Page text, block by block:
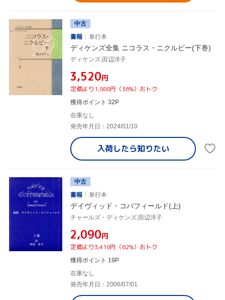
中古
書籍
単行本
ディケンズ全集 ニコラス・ニクルビー(下巻)
ディケンズ,田辺洋子
¥3,520円
定価より1,980円（36%）おトク
獲得ポイント 32P
在庫なし
発売年月日：2024/01/10
入荷したら知りたい
中古
書籍
単行本
デイヴィッド・コパフィールド(上)
チャールズ・ディケンズ,田辺洋子
¥2,090円
定価より3,410円（62%）おトク
獲得ポイント 19P
在庫なし
発売年月日：2006/07/01